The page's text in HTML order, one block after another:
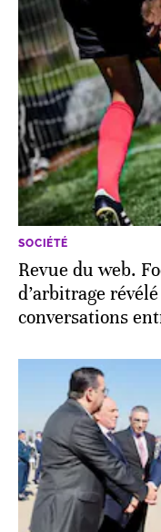
SOCIÉTÉ
Revue du web.
d’arbitrage
conversations